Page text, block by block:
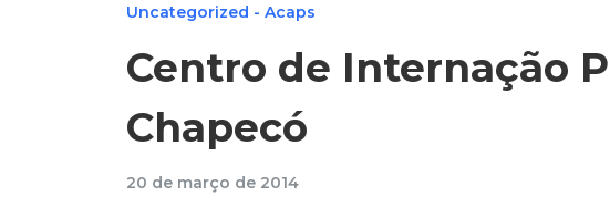
Uncategorized - Acaps
Centro de Internação
Chapecó
20 de março de 2014